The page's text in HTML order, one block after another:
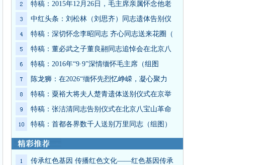
特稿：2015年12月26日，毛主席亲属怀念他老
中红头条：刘松林（刘思齐）同志遗体告别仪
特稿：深切怀念李昭同志 齐心同志送来花圈（
特稿：董必武之子董良翮同志追悼会在北京八
特稿：2016年“9·9”深情缅怀毛主席（组图
陈龙狮：在2026“缅怀先烈忆峥嵘，凝心聚力
特稿：粟裕大将夫人楚青遗体送别仪式在京举
特稿：张洁清同志告别仪式在北京八宝山革命
特稿：首都各界数千人送别万里同志（组图）
传承红色基因 传播红色文化——红色基因传承